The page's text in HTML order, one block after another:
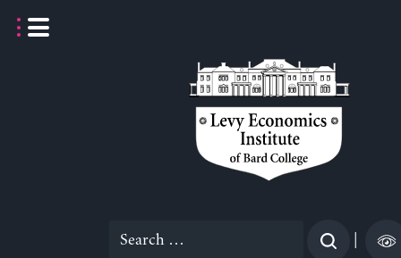
Search